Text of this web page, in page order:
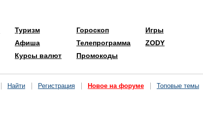
Туризм
Афиша
Курсы валют
Гороскоп
Телепрограмма
Промокоды
Игры
ZODY
Найти Регистрация Новое на форуме Топовые темы